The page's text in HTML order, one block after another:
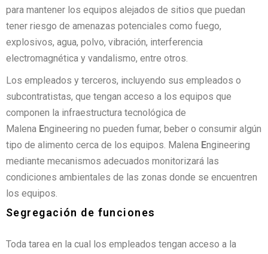
para mantener los equipos alejados de sitios que puedan
tener riesgo de amenazas potenciales como fuego,
explosivos, agua, polvo, vibración, interferencia
electromagnética y vandalismo, entre otros.
Los empleados y terceros, incluyendo sus empleados o
subcontratistas, que tengan acceso a los equipos que
componen la infraestructura tecnológica de
Malena Engineering no pueden fumar, beber o consumir algún
tipo de alimento cerca de los equipos. Malena Engineering
mediante mecanismos adecuados monitorizará las
condiciones ambientales de las zonas donde se encuentren
los equipos.
Segregación de funciones
Toda tarea en la cual los empleados tengan acceso a la